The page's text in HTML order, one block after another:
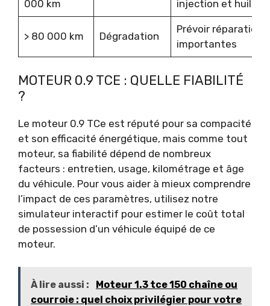
000 km
injection et huile
> 80 000 km Dégradation
Prévoir réparations
importantes
MOTEUR 0.9 TCE : QUELLE FIABILITÉ
?
Le moteur 0.9 TCe est réputé pour sa compacité
et son efficacité énergétique, mais comme tout
moteur, sa fiabilité dépend de nombreux
facteurs : entretien, usage, kilométrage et âge
du véhicule. Pour vous aider à mieux comprendre
l’impact de ces paramètres, utilisez notre
simulateur interactif pour estimer le coût total
de possession d’un véhicule équipé de ce
moteur.
À lire aussi :
Moteur 1.3 tce 150 chaîne ou
courroie : quel choix privilégier pour votre